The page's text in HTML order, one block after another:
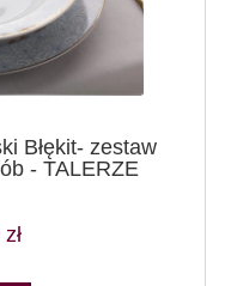
Błękit- zestaw
- TALERZE